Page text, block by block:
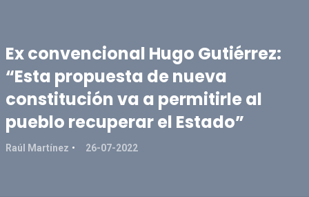
Ex convencional Hugo Gutiérrez:
“Esta propuesta de nueva
constitución va a permitirle al
pueblo recuperar el Estado”
Raúl Martínez 26-07-2022